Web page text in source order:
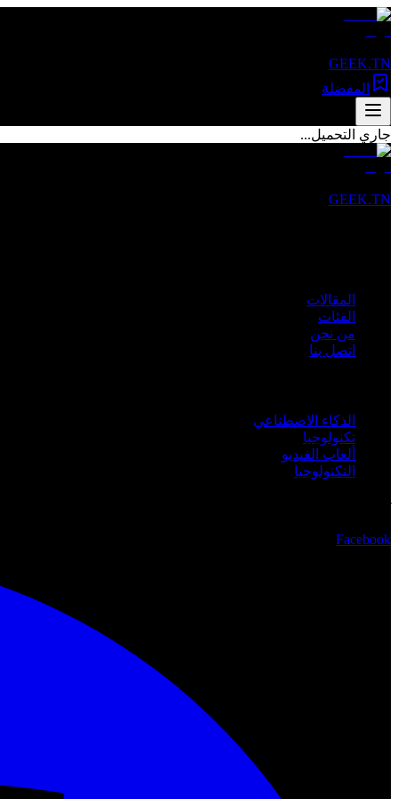
GEEK.TN
المفضلة
جاري التحميل...
GEEK.TN
المقالات
الفئات
من نحن
اتصل بنا
الذكاء الاصطناعي
تكنولوجيا
ألعاب الفيديو
التكنولوجيا
Facebook